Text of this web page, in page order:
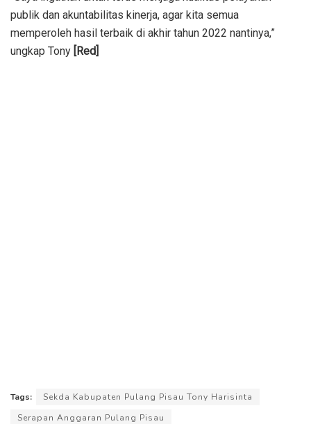
publik dan akuntabilitas kinerja, agar kita semua
memperoleh hasil terbaik di akhir tahun 2022 nantinya,”
ungkap Tony [Red]
Tags:
Sekda Kabupaten Pulang Pisau Tony Harisinta
Serapan Anggaran Pulang Pisau